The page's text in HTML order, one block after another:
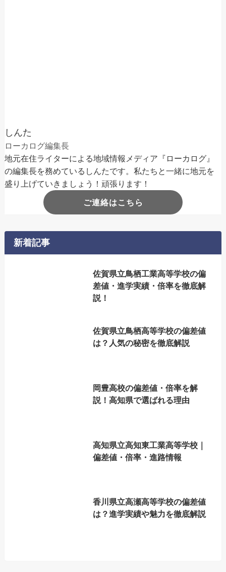
しんた
ローカログ編集長
地元在住ライターによる地域情報メディア『ローカログ』
の編集長を務めているしんたです。私たちと一緒に地元を
盛り上げていきましょう！頑張ります！
ご連絡はこちら
新着記事
佐賀県立鳥栖工業高等学校の偏
差値・進学実績・倍率を徹底解
説！
佐賀県立鳥栖高等学校の偏差値
は？人気の秘密を徹底解説
岡豊高校の偏差値・倍率を解
説！高知県で選ばれる理由
高知県立高知東工業高等学校｜
偏差値・倍率・進路情報
香川県立高瀬高等学校の偏差値
は？進学実績や魅力を徹底解説